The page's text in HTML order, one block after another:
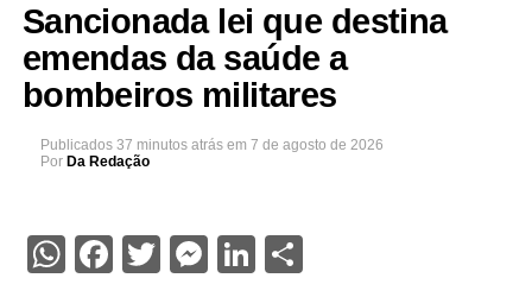
Sancionada lei que destina
emendas da saúde a
bombeiros militares
Publicados 37 minutos atrás em 7 de agosto de 2026
Por Da Redação
WhatsApp
Facebook
Twitter
Messenger
LinkedIn
Share